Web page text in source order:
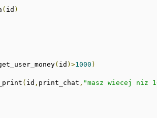
( id )
( id )>1000 )
( id , print_chat , "masz wiecej niz